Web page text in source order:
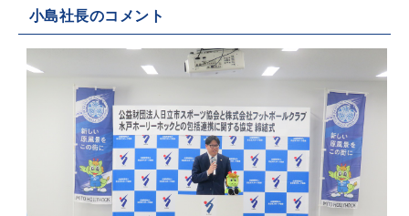
小島社長のコメント